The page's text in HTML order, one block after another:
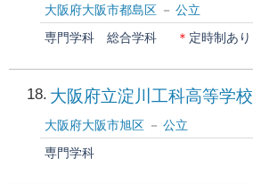
大阪府大阪市都島区
公立
専門学科
総合学科 ＊ 定時制あり
18 大阪府立淀川工科高等学校
大阪府大阪市旭区
公立
専門学科